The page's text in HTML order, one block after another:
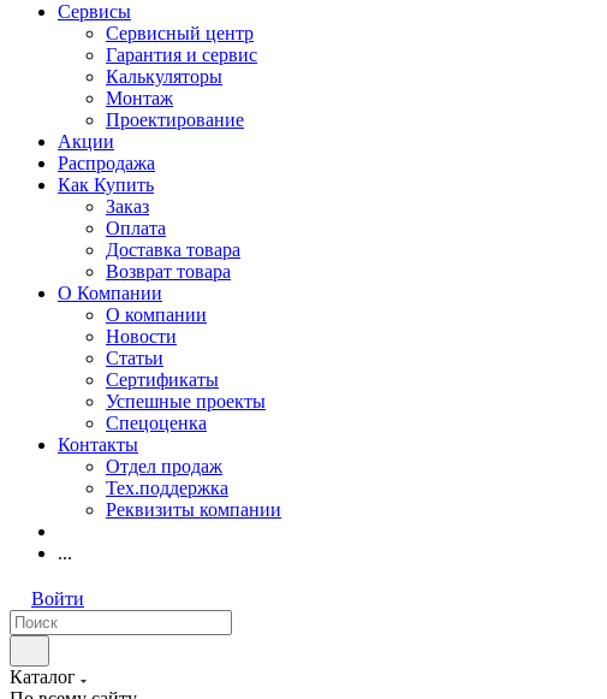
Сервисы
Сервисный центр
Гарантия и сервис
Калькуляторы
Монтаж
Проектирование
Акции
Распродажа
Как Купить
Заказ
Оплата
Доставка товара
Возврат товара
О Компании
О компании
Новости
Статьи
Сертификаты
Успешные проекты
Спецоценка
Контакты
Отдел продаж
Тех.поддержка
Реквизиты компании
...
Войти
Каталог